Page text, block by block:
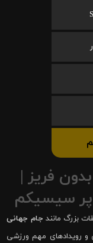
فریز |
سیسیکم
بزرگ مانند جام جهانی
و رویدادهای مهم ورزشی